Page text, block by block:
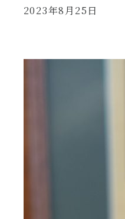
2023年8月25日